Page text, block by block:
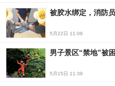
被胶水绑定，消防
5月22日 11:06
男子景区“禁地”被
5月15日 11:39